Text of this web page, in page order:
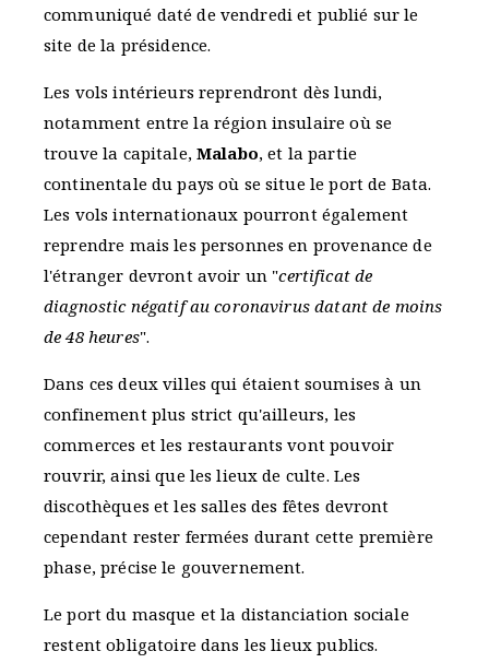
communiqué daté de vendredi et publié sur le
site de la présidence.
Les vols intérieurs reprendront dès lundi,
notamment entre la région insulaire où se
trouve la capitale, Malabo, et la partie
continentale du pays où se situe le port de Bata.
Les vols internationaux pourront également
reprendre mais les personnes en provenance de
l'étranger devront avoir un "certificat de
diagnostic négatif au coronavirus datant de moins
de 48 heures".
Dans ces deux villes qui étaient soumises à un
confinement plus strict qu'ailleurs, les
commerces et les restaurants vont pouvoir
rouvrir, ainsi que les lieux de culte. Les
discothèques et les salles des fêtes devront
cependant rester fermées durant cette première
phase, précise le gouvernement.
Le port du masque et la distanciation sociale
restent obligatoire dans les lieux publics.